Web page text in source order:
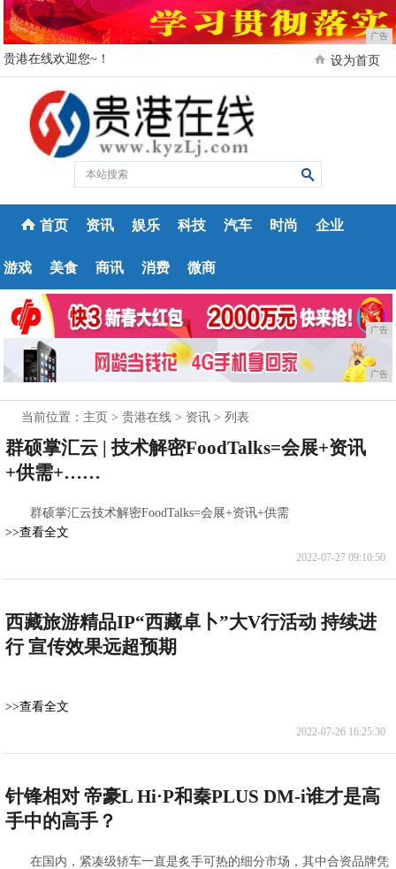
广告
贵港在线欢迎您~！ 设为首页
首页 资讯 娱乐 科技 汽车 时尚 企业
游戏 美食 商讯 消费 微商
广告
广告
当前位置： 主页 >贵港在线 > 资讯 > 列表
群硕掌汇云 | 技术解密FoodTalks=会展+资讯
+供需+……
群硕掌汇云技术解密FoodTalks=会展+资讯+供需
>>查看全文
2022-07-27 09:10:50
西藏旅游精品IP“西藏卓卜”大V行活动 持续进
行 宣传效果远超预期
>>查看全文
2022-07-26 16:25:30
针锋相对 帝豪L Hi·P和秦PLUS DM-i谁才是高
手中的高手？
在国内，紧凑级轿车一直是炙手可热的细分市场，其中合资品牌凭